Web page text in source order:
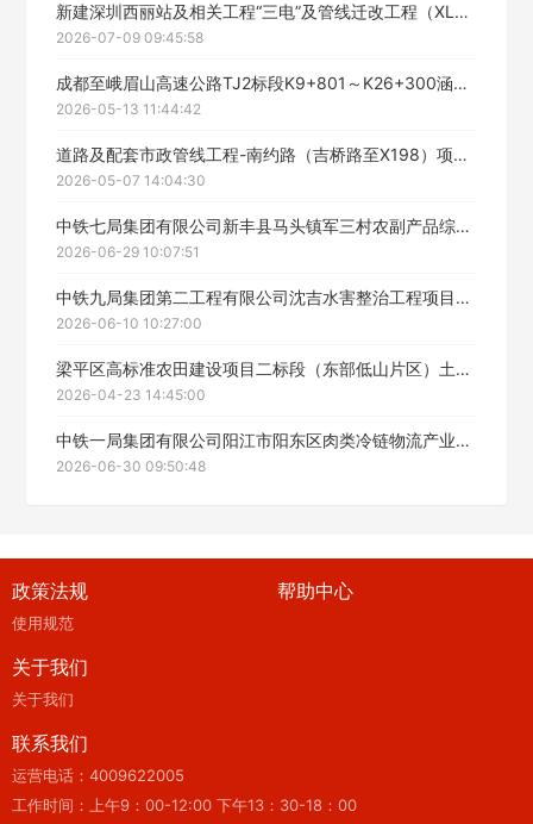
新建深圳西丽站及相关工程“三电”及管线迁改工程（XLQG-2标）公开招标（劳务分包）中标候选人公示
2026-07-09 09:45:58
成都至峨眉山高速公路TJ2标段K9+801～K26+300涵洞及附属结构工程劳务分包中标候选人公示
2026-05-13 11:44:42
道路及配套市政管线工程-南约路（吉桥路至X198）项目道路、排水工程劳务分包中标公示
2026-05-07 14:04:30
中铁七局集团有限公司新丰县马头镇军三村农副产品综合加工基地项目经理部临建2工程劳务分包施工招标中标候选人公示
2026-06-29 10:07:51
中铁九局集团第二工程有限公司沈吉水害整治工程项目西阳隧道劳务工程中标候选人公示
2026-06-10 10:27:00
梁平区高标准农田建设项目二标段（东部低山片区）土建劳务工程（二标段）中标候选人公示
2026-04-23 14:45:00
中铁一局集团有限公司阳江市阳东区肉类冷链物流产业加工基地项目地基与基础及主体结构工程劳务招标中标候选人公示
2026-06-30 09:50:48
政策法规
使用规范
帮助中心
关于我们
关于我们
联系我们
运营电话：4009622005
工作时间：上午9：00-12:00 下午13：30-18：00